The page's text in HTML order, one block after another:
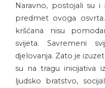
Naravno, postojali su
predmet ovoga
kršćana nisu
svijeta. Savremeni
djelovanja. Zato je
su na tragu inicijativa
ljudsko bratstvo,